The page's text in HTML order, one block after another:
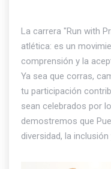
La carrera "Run with
atlética: es un
comprensión y la
Ya sea que corras,
tu participación
sean celebrados por
demostremos que
diversidad, la inclusión